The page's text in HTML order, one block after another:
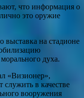
что информация о
это оружие
выставка на стадионе
духа.
«Визионер»,
служить в качестве
вооружения